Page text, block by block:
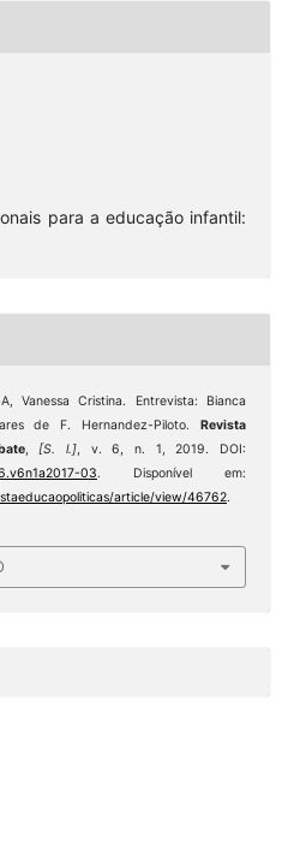
para a educação infantil:
Vanessa Cristina. Entrevista: Bianca
de F. Hernandez-Piloto.Revista
, [S. l.] , v. 6, n. 1, 2019. DOI:
03. Disponível em:
article/view/46762.